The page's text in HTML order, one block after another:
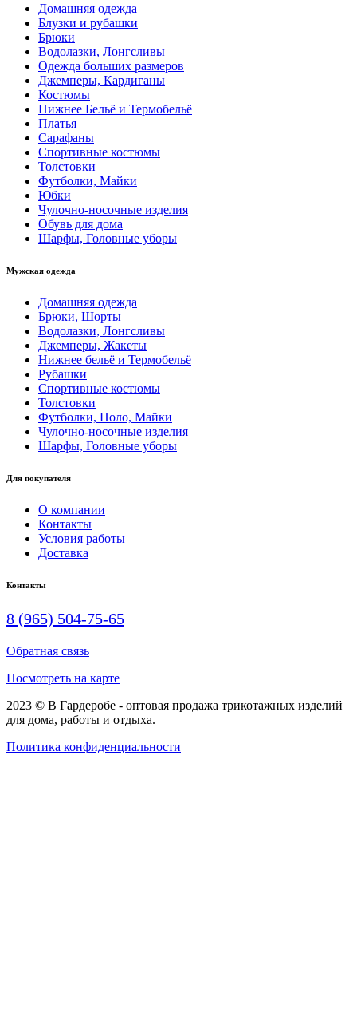
Домашняя одежда
Блузки и рубашки
Брюки
Водолазки, Лонгсливы
Одежда больших размеров
Джемперы, Кардиганы
Костюмы
Нижнее Бельё и Термобельё
Платья
Сарафаны
Спортивные костюмы
Толстовки
Футболки, Майки
Юбки
Чулочно-носочные изделия
Обувь для дома
Шарфы, Головные уборы
Мужская одежда
Домашняя одежда
Брюки, Шорты
Водолазки, Лонгсливы
Джемперы, Жакеты
Нижнее бельё и Термобельё
Рубашки
Спортивные костюмы
Толстовки
Футболки, Поло, Майки
Чулочно-носочные изделия
Шарфы, Головные уборы
Для покупателя
О компании
Контакты
Условия работы
Доставка
Контакты
8 (965) 504-75-65
Обратная связь
Посмотреть на карте
2023 © В Гардеробе - оптовая продажа трикотажных изделий
для дома, работы и отдыха.
Политика конфиденциальности